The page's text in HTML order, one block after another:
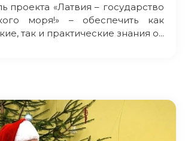
проекта «Латвия – государство
моря!» – обеспечить как
так и практические знания о...